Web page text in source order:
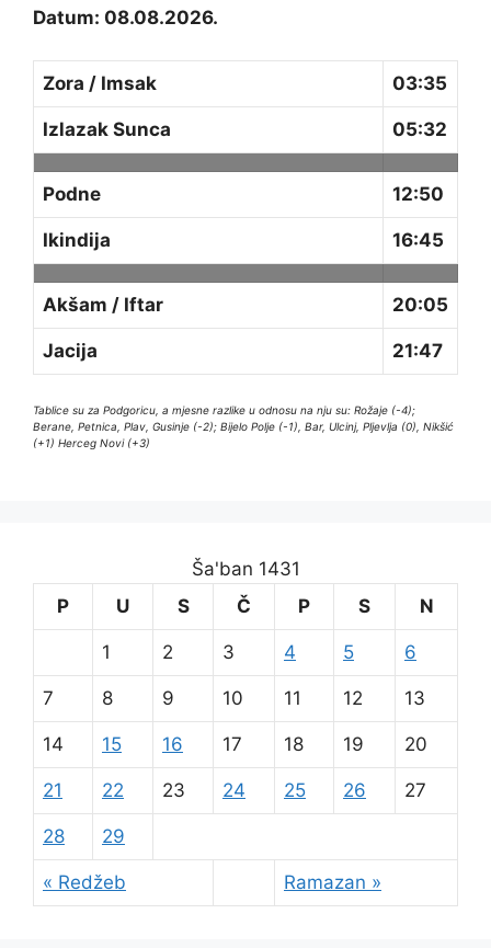
Datum: 08.08.2026.
Zora / Imsak 03:35
Izlazak Sunca 05:32
Podne 12:50
Ikindija 16:45
Akšam / Iftar 20:05
Jacija 21:47
Tablice su za Podgoricu, a mjesne razlike u odnosu na nju su: Rožaje (-4);
Berane, Petnica, Plav, Gusinje (-2); Bijelo Polje (-1), Bar, Ulcinj, Pljevlja (0), Nikšić
(+1) Herceg Novi (+3)
Ša'ban 1431
P
U S Č P S N
« Redžeb Ramazan »
1 2 3 4 5 6
7 8 9 10 11 12 13
14 15 16 17 18 19 20
21 22 23 24 25 26 27
28 29